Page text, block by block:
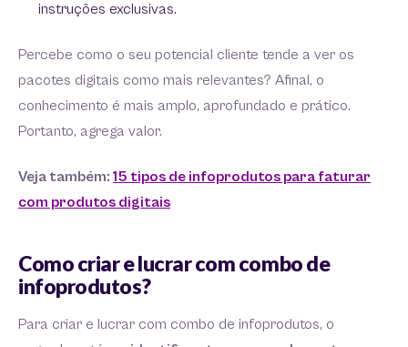
instruções exclusivas.
Percebe como o seu potencial cliente tende a ver os
pacotes digitais como mais relevantes? Afinal, o
conhecimento é mais amplo, aprofundado e prático.
Portanto, agrega valor.
Veja também: 15 tipos de infoprodutos para faturar
com produtos digitais
Como criar e lucrar com combo de
infoprodutos?
Para criar e lucrar com combo de infoprodutos, o